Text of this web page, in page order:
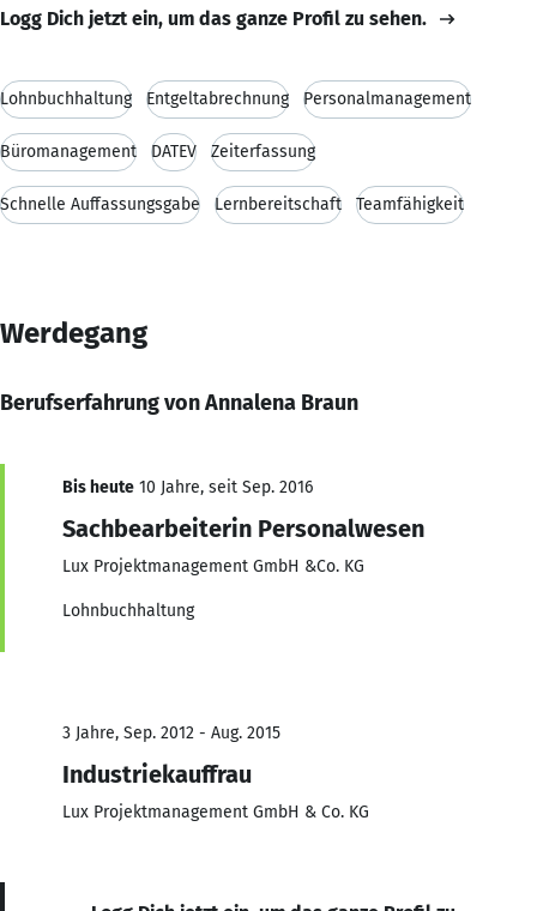
Logg Dich jetzt ein, um das ganze Profil zu sehen.
Lohnbuchhaltung Entgeltabrechnung Personalmanagement
Büromanagement DATEV Zeiterfassung
Schnelle Auffassungsgabe Lernbereitschaft Teamfähigkeit
Werdegang
Berufserfahrung von Annalena Braun
Bis heute 10 Jahre, seit Sep. 2016
Sachbearbeiterin Personalwesen
Lux Projektmanagement GmbH &Co. KG
Lohnbuchhaltung
3 Jahre, Sep. 2012 - Aug. 2015
Industriekauffrau
Lux Projektmanagement GmbH & Co. KG